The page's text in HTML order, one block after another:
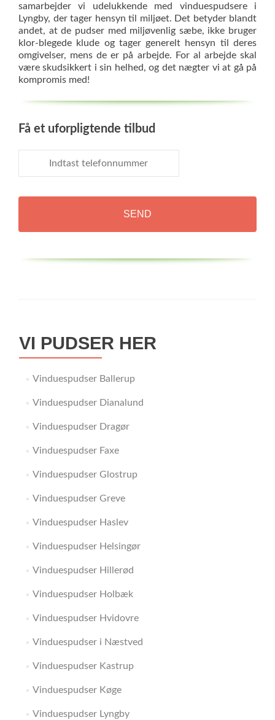
samarbejder vi udelukkende med vinduespudsere i
Lyngby, der tager hensyn til miljøet. Det betyder blandt
andet, at de pudser med miljøvenlig sæbe, ikke bruger
klor-blegede klude og tager generelt hensyn til deres
omgivelser, mens de er på arbejde. For al arbejde skal
være skudsikkert i sin helhed, og det nægter vi at gå på
kompromis med!
Få et uforpligtende tilbud
telefonnummer
VI PUDSER HER
Vinduespudser Ballerup
Vinduespudser Dianalund
Vinduespudser Dragør
Vinduespudser Faxe
Vinduespudser Glostrup
Vinduespudser Greve
Vinduespudser Haslev
Vinduespudser Helsingør
Vinduespudser Hillerød
Vinduespudser Holbæk
Vinduespudser Hvidovre
Vinduespudser i Næstved
Vinduespudser Kastrup
Vinduespudser Køge
Vinduespudser Lyngby